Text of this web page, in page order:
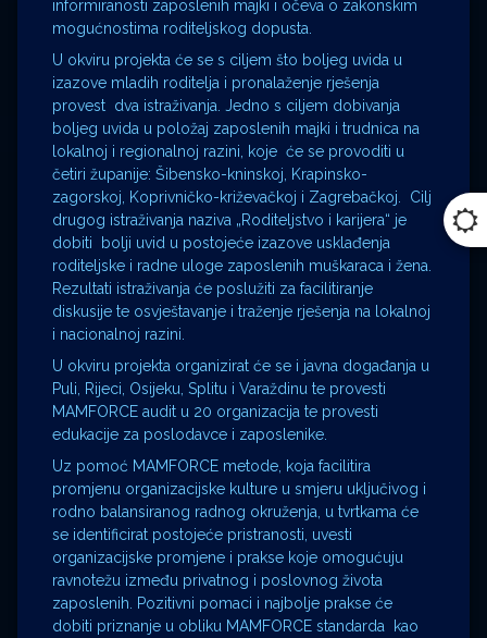
informiranosti zaposlenih majki i očeva o zakonskim
mogućnostima roditeljskog dopusta.
U okviru projekta će se s ciljem što boljeg uvida u
izazove mladih roditelja i pronalaženje rješenja
provest dva istraživanja. Jedno s ciljem dobivanja
boljeg uvida u položaj zaposlenih majki i trudnica na
lokalnoj i regionalnoj razini, koje će se provoditi u
četiri županije: Šibensko-kninskoj, Krapinsko-
zagorskoj, Koprivničko-križevačkoj i Zagrebačkoj. Cilj
drugog istraživanja naziva „Roditeljstvo i karijera“ je
dobiti bolji uvid u postojeće izazove usklađenja
roditeljske i radne uloge zaposlenih muškaraca i žena.
Rezultati istraživanja će poslužiti za facilitiranje
diskusije te osvještavanje i traženje rješenja na lokalnoj
i nacionalnoj razini.
U okviru projekta organizirat će se i javna događanja u
Puli, Rijeci, Osijeku, Splitu i Varaždinu te provesti
MAMFORCE audit u 20 organizacija te provesti
edukacije za poslodavce i zaposlenike.
Uz pomoć MAMFORCE metode, koja facilitira
promjenu organizacijske kulture u smjeru uključivog i
rodno balansiranog radnog okruženja, u tvrtkama će
se identificirat postojeće pristranosti, uvesti
organizacijske promjene i prakse koje omogućuju
ravnotežu između privatnog i poslovnog života
zaposlenih. Pozitivni pomaci i najbolje prakse će
dobiti priznanje u obliku MAMFORCE standarda kao